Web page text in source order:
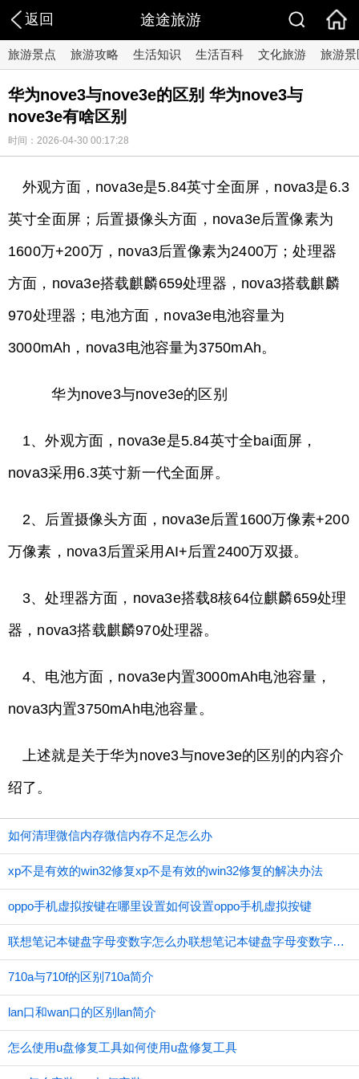
返回 途途旅游
旅游景点 旅游攻略 生活知识 生活百科 文化旅游 旅游景
华为nove3与nove3e的区别 华为nove3与
nove3e有啥区别
时间：2026-04-30 00:17:28
外观方面，nova3e是5.84英寸全面屏，nova3是6.3
英寸全面屏；后置摄像头方面，nova3e后置像素为
1600万+200万，nova3后置像素为2400万；处理器
方面，nova3e搭载麒麟659处理器，nova3搭载麒麟
970处理器；电池方面，nova3e电池容量为
3000mAh，nova3电池容量为3750mAh。
华为nove3与nove3e的区别
1、外观方面，nova3e是5.84英寸全bai面屏，
nova3采用6.3英寸新一代全面屏。
2、后置摄像头方面，nova3e后置1600万像素+200
万像素，nova3后置采用AI+后置2400万双摄。
3、处理器方面，nova3e搭载8核64位麒麟659处理
器，nova3搭载麒麟970处理器。
4、电池方面，nova3e内置3000mAh电池容量，
nova3内置3750mAh电池容量。
上述就是关于华为nove3与nove3e的区别的内容介
绍了。
如何清理微信内存微信内存不足怎么办
xp不是有效的win32修复xp不是有效的win32修复的解决办法
oppo手机虚拟按键在哪里设置如何设置oppo手机虚拟按键
联想笔记本键盘字母变数字怎么办联想笔记本键盘字母变数字应如何办
710a与710f的区别710a简介
lan口和wan口的区别lan简介
怎么使用u盘修复工具如何使用u盘修复工具